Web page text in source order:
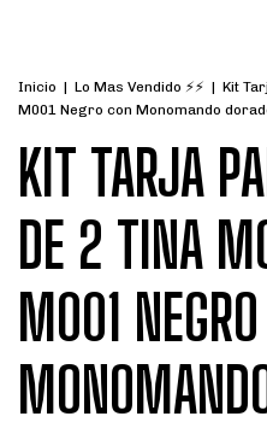
Inicio | Lo Mas Vendido ⚡⚡ | Kit
M001 Negro con Monomando
KIT TARJA
DE 2 TINA
M001